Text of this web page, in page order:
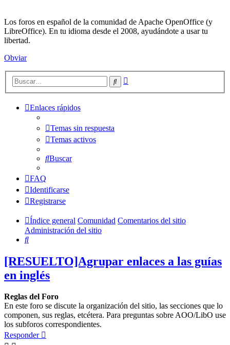
Los foros en español de la comunidad de Apache OpenOffice (y
LibreOffice). En tu idioma desde el 2008, ayudándote a usar tu
libertad.
Obviar
Buscar
Enlaces rápidos
Temas sin respuesta
Temas activos
Buscar
FAQ
Identificarse
Registrarse
Índice general Comunidad Comentarios del sitio
Administración del sitio
Buscar
[RESUELTO]Agrupar enlaces a las guías
en inglés
Reglas del Foro
En este foro se discute la organización del sitio, las secciones que lo
componen, sus reglas, etcétera. Para preguntas sobre AOO/LibO use
los subforos correspondientes.
Responder